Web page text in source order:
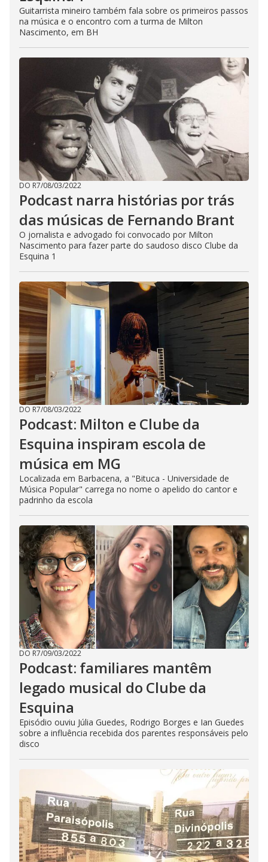
Guitarrista mineiro também fala sobre os primeiros passos
na música e o encontro com a turma de Milton
Nascimento, em BH
DO R7/08/03/2022
Podcast narra histórias por trás
das músicas de Fernando Brant
O jornalista e advogado foi convocado por Milton
Nascimento para fazer parte do saudoso disco Clube da
Esquina 1
DO R7/08/03/2022
Podcast: Milton e Clube da
Esquina inspiram escola de
música em MG
Localizada em Barbacena, a "Bituca - Universidade de
Música Popular" carrega no nome o apelido do cantor e
padrinho da escola
DO R7/09/03/2022
Podcast: familiares mantêm
legado musical do Clube da
Esquina
Episódio ouviu Júlia Guedes, Rodrigo Borges e Ian Guedes
sobre a influência recebida dos parentes responsáveis pelo
disco